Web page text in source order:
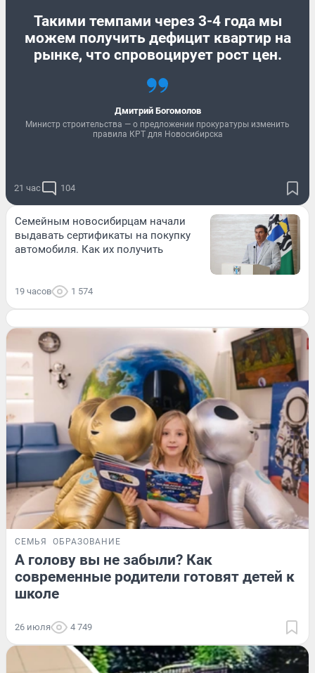
Такими темпами через 3-4 года мы
можем получить дефицит квартир на
рынке, что спровоцирует рост цен.
Дмитрий Богомолов
Министр строительства — о предложении прокуратуры изменить
правила КРТ для Новосибирска
21 час 104
Семейным новосибирцам начали
выдавать сертификаты на покупку
автомобиля. Как их получить
19 часов 1 574
СЕМЬЯ ОБРАЗОВАНИЕ
А голову вы не забыли? Как
современные родители готовят детей к
школе
26 июля 4 749